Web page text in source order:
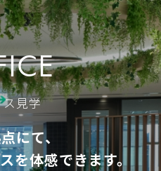
見学
にて、
を体感できます。